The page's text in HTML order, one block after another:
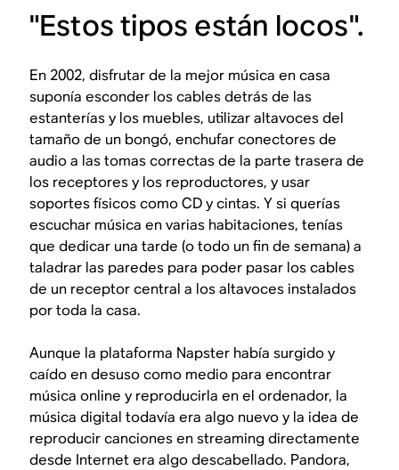
"Estos tipos están locos".
En 2002, disfrutar de la mejor música en casa
suponía esconder los cables detrás de las
estanterías y los muebles, utilizar altavoces del
tamaño de un bongó, enchufar conectores de
audio a las tomas correctas de la parte trasera de
los receptores y los reproductores, y usar
soportes físicos como CD y cintas. Y si querías
escuchar música en varias habitaciones, tenías
que dedicar una tarde (o todo un fin de semana) a
taladrar las paredes para poder pasar los cables
de un receptor central a los altavoces instalados
por toda la casa.
Aunque la plataforma Napster había surgido y
caído en desuso como medio para encontrar
música online y reproducirla en el ordenador, la
música digital todavía era algo nuevo y la idea de
reproducir canciones en streaming directamente
desde Internet era algo descabellado. Pandora,